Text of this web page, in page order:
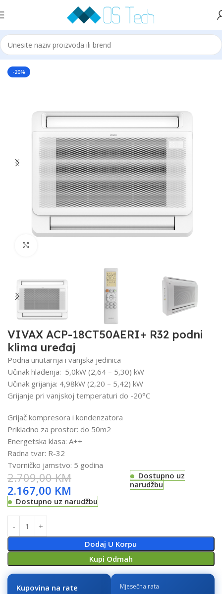
Početna Klime VIVAX
-20%
VIVAX ACP-18CT50AERI+ R32 podni
klima uređaj
Podna unutarnja i vanjska jedinica
Učinak hlađenja: 5,0kW (2,64 – 5,30) kW
Učinak grijanja: 4,98kW (2,20 – 5,42) kW
Grijanje pri vanjskoj temperaturi do -20°C
Grijač kompresora i kondenzatora
Prikladno za prostor: do 50m2
Energetska klasa: A++
Radna tvar: R-32
Tvorničko jamstvo: 5 godina
2.709,00KM
2.167,00 KM
Dostupno uz
narudžbu
Dostupno uz narudžbu
Dodaj U Korpu
Kupi Odmah
Kupovina na rate Mjesečna rata